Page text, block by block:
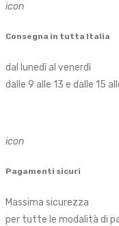
icon
Consegna in tutta Italia
dal lunedì al venerdì
dalle 9 alle 13 e dalle 15
icon
Pagamenti sicuri
Massima sicurezza
per tutte le modalità di